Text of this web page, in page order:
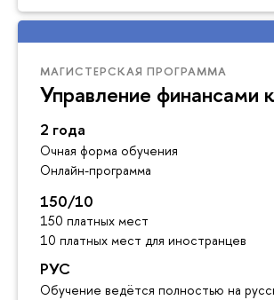
МАГИСТЕРСКАЯ ПРОГРАММА
Управление финансами
2 года
Очная форма обучения
Онлайн-программа
150/10
150 платных мест
10 платных мест для иностранцев
РУС
Обучение ведётся полностью на